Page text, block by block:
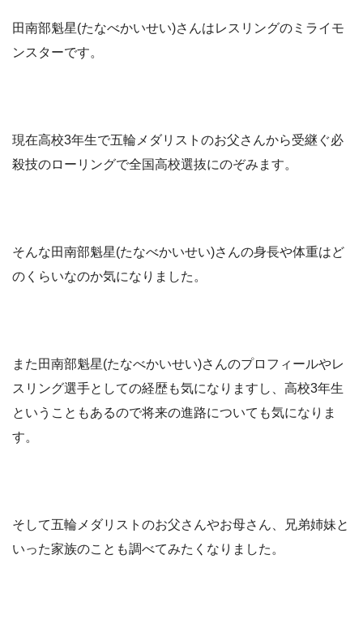
田南部魁星(たなべかいせい)さんはレスリングのミライモ
ンスターです。
現在高校3年生で五輪メダリストのお父さんから受継ぐ必
殺技のローリングで全国高校選抜にのぞみます。
そんな田南部魁星(たなべかいせい)さんの身長や体重はど
のくらいなのか気になりました。
また田南部魁星(たなべかいせい)さんのプロフィールやレ
スリング選手としての経歴も気になりますし、高校3年生
ということもあるので将来の進路についても気になりま
す。
そして五輪メダリストのお父さんやお母さん、兄弟姉妹と
いった家族のことも調べてみたくなりました。